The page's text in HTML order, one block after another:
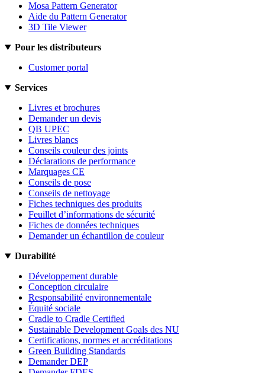
Mosa Pattern Generator
Aide du Pattern Generator
3D Tile Viewer
Pour les distributeurs
Customer portal
Services
Livres et brochures
Demander un devis
QB UPEC
Livres blancs
Conseils couleur des joints
Déclarations de performance
Marquages CE
Conseils de pose
Conseils de nettoyage
Fiches techniques des produits
Feuillet d’informations de sécurité
Fiches de données techniques
Demander un échantillon de couleur
Durabilité
Développement durable
Conception circulaire
Responsabilité environnementale
Équité sociale
Cradle to Cradle Certified
Sustainable Development Goals des NU
Certifications, normes et accréditations
Green Building Standards
Demander DEP